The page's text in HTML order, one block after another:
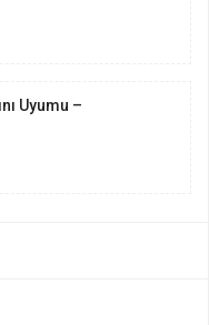
Uyumu –